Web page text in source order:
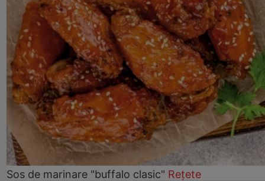
Sos de marinare "buffalo clasic" Rețete